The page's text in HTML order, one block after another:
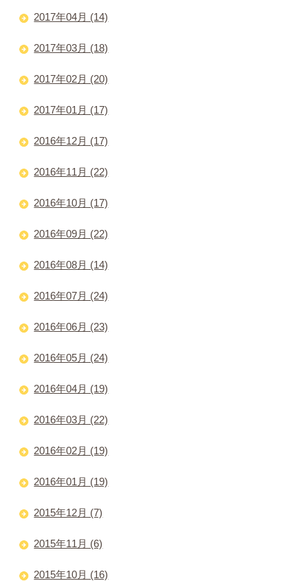
2017年04月 (14)
2017年03月 (18)
2017年02月 (20)
2017年01月 (17)
2016年12月 (17)
2016年11月 (22)
2016年10月 (17)
2016年09月 (22)
2016年08月 (14)
2016年07月 (24)
2016年06月 (23)
2016年05月 (24)
2016年04月 (19)
2016年03月 (22)
2016年02月 (19)
2016年01月 (19)
2015年12月 (7)
2015年11月 (6)
2015年10月 (16)